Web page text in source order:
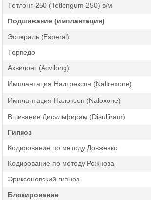
безопасности кодирования. Звоните
Тетлонг-250 (Tetlongum-250) в/м
Подшивание (имплантация)
Эспераль (Esperal)
Торпедо
Аквилонг (Acvilong)
Имплантация Налтрексон (Naltrexone)
Имплантация Налоксон (Naloxone)
Вшивание Дисульфирам (Disulfiram)
Гипноз
Кодирование по методу Довженко
Кодирование по методу Рожнова
Эриксоновский гипноз
Блокирование